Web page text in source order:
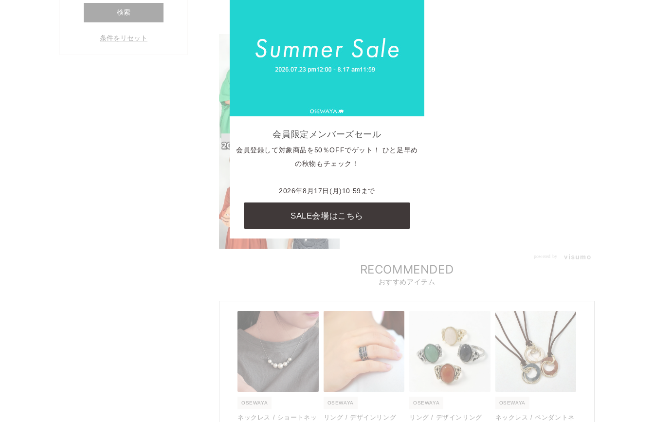
検索
条件をリセット
powered by
RECOMMENDED
おすすめアイテム
OSEWAYA
ネックレス / ショートネッ
OSEWAYA
リング / デザインリング
OSEWAYA
リング / デザインリング
OSEWAYA
ネックレス / ペンダントネ
会員限定メンバーズセール
会員登録して対象商品を50％OFFでゲット！ ひと足早め
の秋物もチェック！
2026年8月17日(月)10:59まで
SALE会場はこちら